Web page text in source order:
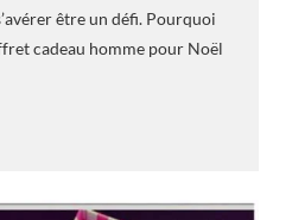
être un défi. Pourquoi
cadeau homme pour Noël